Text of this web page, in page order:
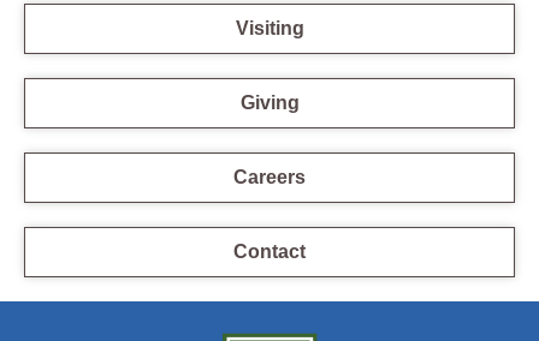
Visiting
Giving
Careers
Contact